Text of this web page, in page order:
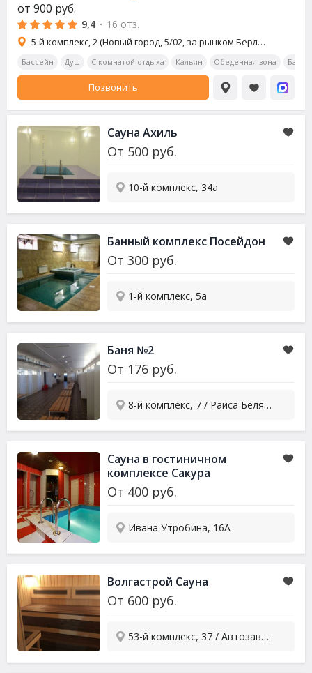
от 900 руб.
9,4 · 16 отз.
5-й комплекс, 2 (Новый город, 5/02, за рынком Берлога)
Бассейн Душ С комнатой отдыха Кальян Обеденная зона Бар
Позвонить
Сауна Ахиль
От 500 руб.
10-й комплекс, 34а
Банный комплекс Посейдон
От300 руб.
1-й комплекс, 5а
Баня №2
От 176 руб.
8-й комплекс, 7 / Раиса Беляева пр-т, 9
Сауна в гостиничном
комплексе Сакура
От 400 руб.
Ивана Утробина, 16А
Волгастрой Сауна
От 600 руб.
53-й комплекс, 37 / Автозаводский пр-т, 1 - 1 подъезд